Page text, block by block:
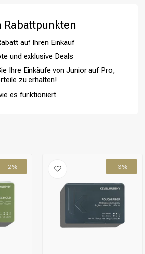
Rabattpunkten
auf Ihren Einkauf
und exklusive Deals
Ihre Einkäufe von Junior auf Pro,
zu erhalten!
es funktioniert
-2% -3%